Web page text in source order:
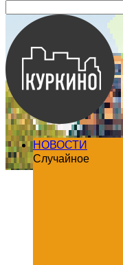
НОВОСТИ
Случайное